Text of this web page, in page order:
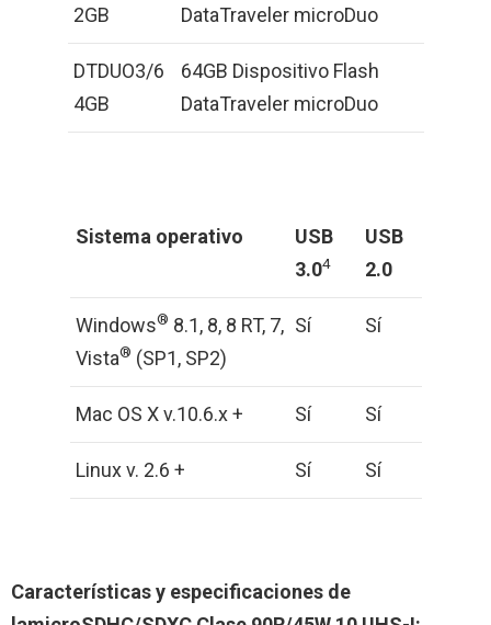
2GB DataTraveler microDuo
DTDUO3/6
4GB
64GB Dispositivo Flash
DataTraveler microDuo
Sistema operativo
USB
3.04
USB
2.0
Windows® 8.1, 8, 8 RT, 7,
Vista® (SP1, SP2)
Sí Sí
Mac OS X v.10.6.x + Sí Sí
Linux v. 2.6 + Sí Sí
Características y especificaciones de